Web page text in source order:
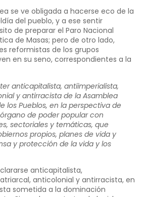
se ve obligada a hacerse eco de la
del pueblo, y a ese sentir
de preparar el Paro Nacional
de Masas; pero de otro lado,
reformistas de los grupos
en su seno, correspondientes a la
anticapitalista, antiimperialista,
y antirracista de la Asamblea
los Pueblos, en la perspectiva de
de poder popular con
sectoriales y temáticas, que
propios, planes de vida y
y protección de la vida y los
anticapitalista,
anticolonial y antirracista, en
sometida a la dominación